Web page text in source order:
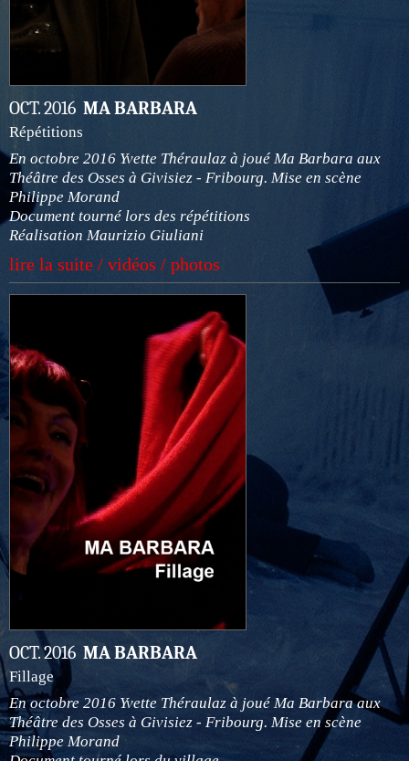
OCT. 2016 MA BARBARA
Répétitions
En octobre 2016 Yvette Théraulaz à joué Ma Barbara aux
Théâtre des Osses à Givisiez - Fribourg. Mise en scène
Philippe Morand
Document tourné lors des répétitions
Réalisation Maurizio Giuliani
lire la suite / vidéos / photos
OCT. 2016 MA BARBARA
Fillage
En octobre 2016 Yvette Théraulaz à joué Ma Barbara aux
Théâtre des Osses à Givisiez - Fribourg. Mise en scène
Philippe Morand